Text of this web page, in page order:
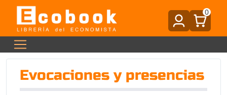
0
Evocaciones y presencias